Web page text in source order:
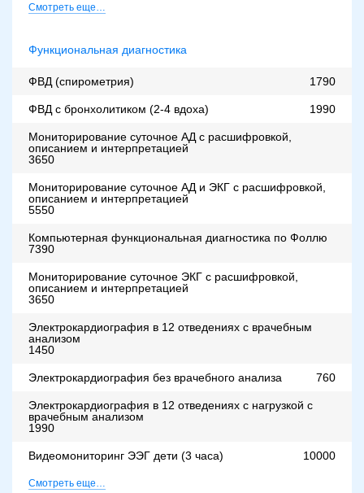
Смотреть еще…
Функциональная диагностика
ФВД (спирометрия) 1790
ФВД с бронхолитиком (2-4 вдоха) 1990
Мониторирование суточное АД с расшифровкой,
описанием и интерпретацией
3650
Мониторирование суточное АД и ЭКГ с расшифровкой,
описанием и интерпретацией
5550
Компьютерная функциональная диагностика по Фоллю
7390
Мониторирование суточное ЭКГ с расшифровкой,
описанием и интерпретацией
3650
Электрокардиография в 12 отведениях с врачебным
анализом
1450
Электрокардиография без врачебного анализа 760
Электрокардиография в 12 отведениях с нагрузкой с
врачебным анализом
1990
Видеомониторинг ЭЭГ дети (3 часа) 10000
Смотреть еще…